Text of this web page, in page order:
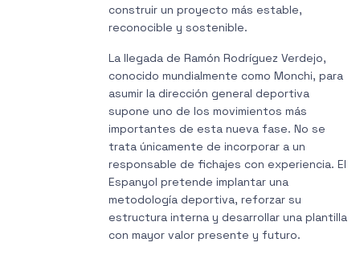
construir un proyecto más estable,
reconocible y sostenible.
La llegada de Ramón Rodríguez Verdejo,
conocido mundialmente como Monchi, para
asumir la dirección general deportiva
supone uno de los movimientos más
importantes de esta nueva fase. No se
trata únicamente de incorporar a un
responsable de fichajes con experiencia. El
Espanyol pretende implantar una
metodología deportiva, reforzar su
estructura interna y desarrollar una plantilla
con mayor valor presente y futuro.